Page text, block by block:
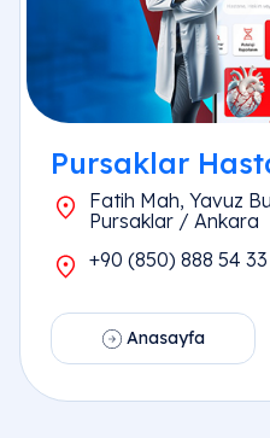
Pursaklar
Fatih Mah, Yavuz
Pursaklar / Ankara
+90 (850) 888 54 33
Anasayfa